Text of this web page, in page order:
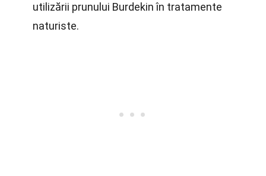
utilizării prunului Burdekin în tratamente
naturiste.